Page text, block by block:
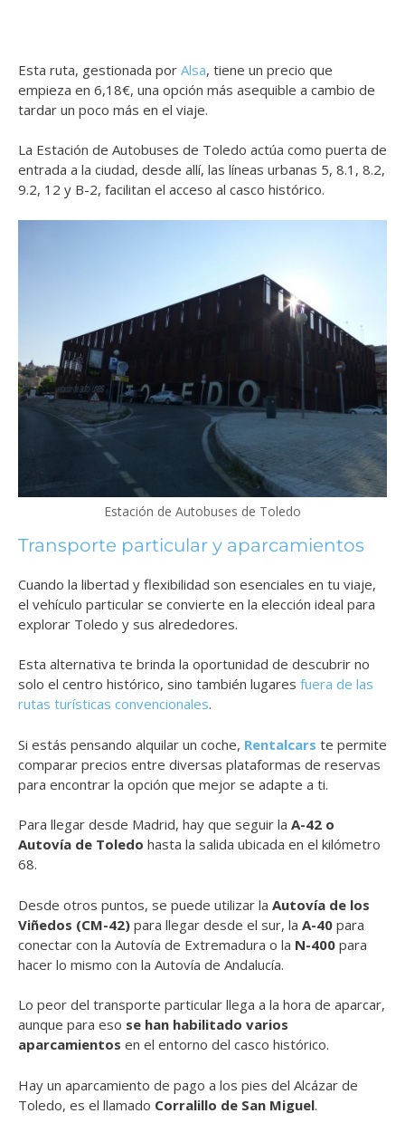
Esta ruta, gestionada por Alsa, tiene un precio que
empieza en 6,18€, una opción más asequible a cambio de
tardar un poco más en el viaje.
La Estación de Autobuses de Toledo actúa como puerta de
entrada a la ciudad, desde allí, las líneas urbanas 5, 8.1, 8.2,
9.2, 12 y B-2, facilitan el acceso al casco histórico.
Estación de Autobuses de Toledo
Transporte particular y aparcamientos
Cuando la libertad y flexibilidad son esenciales en tu viaje,
el vehículo particular se convierte en la elección ideal para
explorar Toledo y sus alrededores.
Esta alternativa te brinda la oportunidad de descubrir no
solo el centro histórico, sino también lugares fuera de las
rutas turísticas convencionales.
Si estás pensando alquilar un coche, Rentalcars te permite
comparar precios entre diversas plataformas de reservas
para encontrar la opción que mejor se adapte a ti.
Para llegar desde Madrid, hay que seguir la A-42 o
Autovía de Toledo hasta la salida ubicada en el kilómetro
68.
Desde otros puntos, se puede utilizar la Autovía de los
Viñedos (CM-42) para llegar desde el sur, la A-40 para
conectar con la Autovía de Extremadura o la N-400 para
hacer lo mismo con la Autovía de Andalucía.
Lo peor del transporte particular llega a la hora de aparcar,
aunque para eso se han habilitado varios
aparcamientos en el entorno del casco histórico.
Hay un aparcamiento de pago a los pies del Alcázar de
Toledo, es el llamado Corralillo de San Miguel.